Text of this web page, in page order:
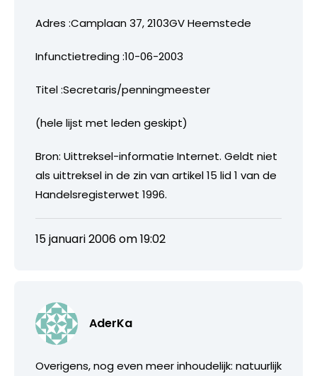
Adres :Camplaan 37, 2103GV Heemstede
Infunctietreding :10-06-2003
Titel :Secretaris/penningmeester
(hele lijst met leden geskipt)
Bron: Uittreksel-informatie Internet. Geldt niet
als uittreksel in de zin van artikel 15 lid 1 van de
Handelsregisterwet 1996.
15 januari 2006 om 19:02
AderKa
Overigens, nog even meer inhoudelijk: natuurlijk